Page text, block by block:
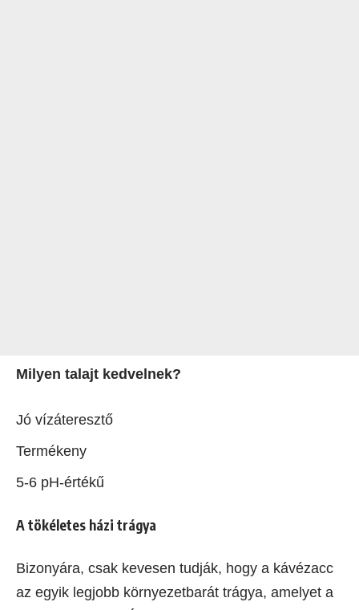
Milyen talajt kedvelnek?
Jó vízáteresztő
Termékeny
5-6 pH-értékű
A tökéletes házi trágya
Bizonyára, csak kevesen tudják, hogy a kávézacc
az egyik legjobb környezetbarát trágya, amelyet a